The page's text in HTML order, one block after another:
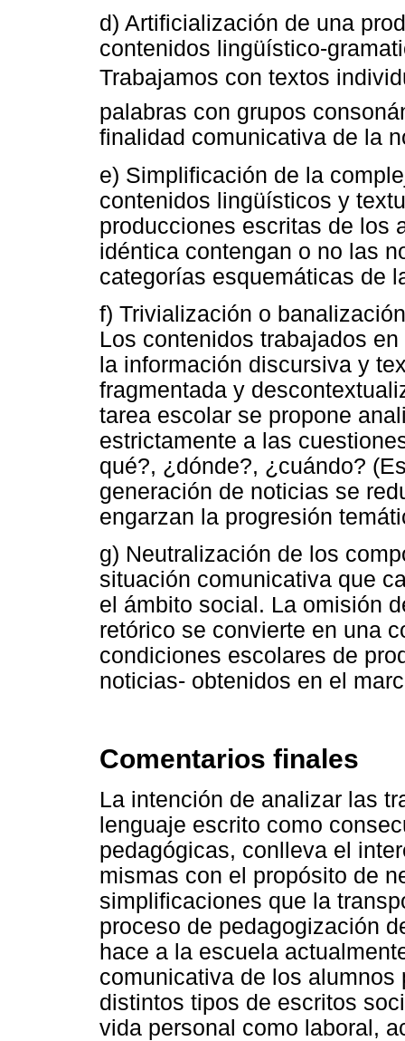
d) Artificialización de una
contenidos lingüístico-
Trabajamos con textos
palabras con grupos
finalidad comunicativa de la
e) Simplificación de la
contenidos lingüísticos y
producciones escritas de los
idéntica contengan o no las
categorías esquemáticas de
f) Trivialización o
Los contenidos trabajados
la información discursiva y
fragmentada y
tarea escolar se propone
estrictamente a las
qué?, ¿dónde?, ¿cuándo?
generación de noticias se
engarzan la progresión
g) Neutralización de los
situación comunicativa que
el ámbito social. La omisión
retórico se convierte en una
condiciones escolares de
noticias- obtenidos en el
Comentarios finales
La intención de analizar las
lenguaje escrito como
pedagógicas, conlleva el
mismas con el propósito de
simplificaciones que la
proceso de pedagogización
hace a la escuela
comunicativa de los
distintos tipos de escritos
vida personal como laboral,